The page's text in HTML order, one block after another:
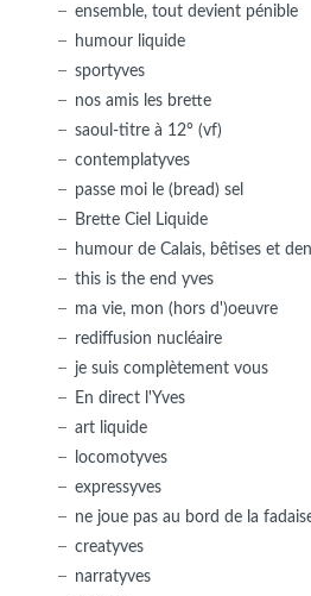
ensemble, tout devient pénible
humour liquide
sportyves
nos amis les brette
saoul-titre à 12° (vf)
contemplatyves
passe moi le (bread) sel
Brette Ciel Liquide
humour de Calais, bêtises et
this is the end yves
ma vie, mon (hors d')oeuvre
rediffusion nucléaire
je suis complètement vous
En direct l'Yves
art liquide
locomotyves
expressyves
ne joue pas au bord de la
creatyves
narratyves